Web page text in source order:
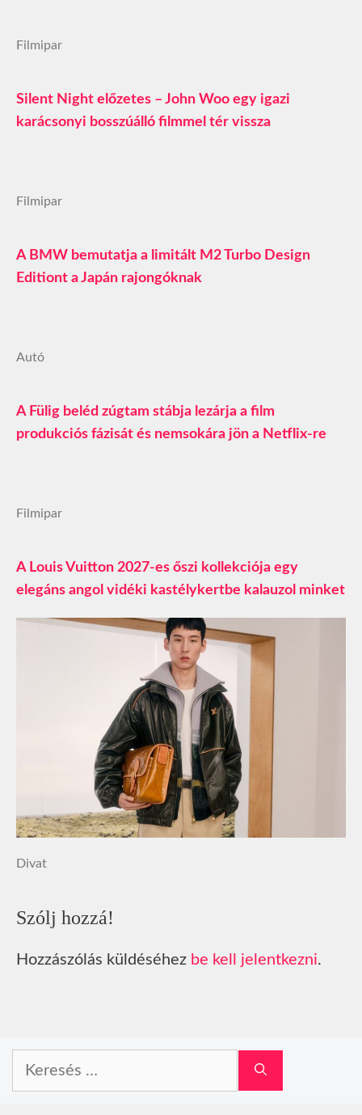
Filmipar
Silent Night előzetes – John Woo egy igazi
karácsonyi bosszúálló filmmel tér vissza
Filmipar
A BMW bemutatja a limitált M2 Turbo Design
Editiont a Japán rajongóknak
Autó
A Fülig beléd zúgtam stábja lezárja a film
produkciós fázisát és nemsokára jön a Netflix-re
Filmipar
A Louis Vuitton 2027-es őszi kollekciója egy
elegáns angol vidéki kastélykertbe kalauzol minket
Divat
Szólj hozzá!
Hozzászólás küldéséhez be kell jelentkezni.